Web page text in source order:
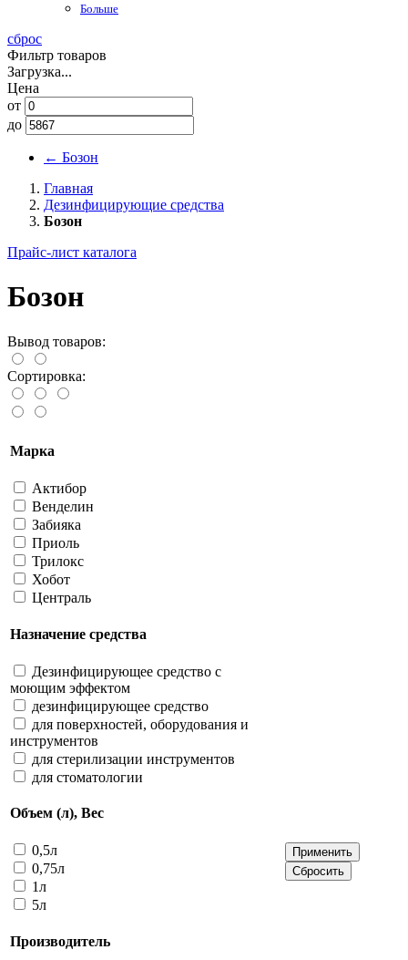
Больше
сброс
Фильтр товаров
Загрузка...
Цена
от
до
← Бозон
Главная
Дезинфицирующие средства
Бозон
Прайс-лист каталога
Бозон
Вывод товаров:
Сортировка:
Марка
Актибор
Венделин
Забияка
Приоль
Трилокс
Хобот
Централь
Назначение средства
Дезинфицирующее средство с
моющим эффектом
дезинфицирующее средство
для поверхностей, оборудования и
инструментов
для стерилизации инструментов
для стоматологии
Объем (л), Вес
0,5л
0,75л
1л
5л
Производитель